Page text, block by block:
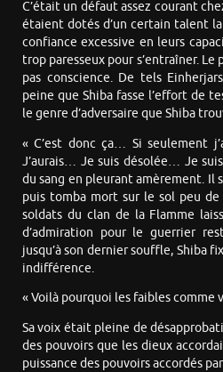
C’était un défaut assez courant
étaient dotés d’un certain talent
confiance excessive en leurs
trop paresseux pour s’entraîner. Le
pas conscience. De tels
peine que Shiba fasse l’effort de
le genre d’adversaire que Shiba
« C’est donc ça… Si seulement
J’aurais… Je suis désolée… Je
du sang en pleurant amèrement. Il
puis tomba mort sur le sol peu
soldats du clan de la Flamme
d’admiration pour le guerrier
jusqu’à son dernier souffle, Shiba
indifférence.
« Voilà pourquoi les faibles comme
Sa voix était pleine de
des pouvoirs que les dieux
puissance des pouvoirs accordés